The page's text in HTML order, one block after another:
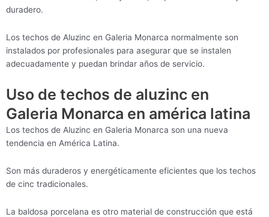
duradero.
Los techos de Aluzinc en Galeria Monarca normalmente son
instalados por profesionales para asegurar que se instalen
adecuadamente y puedan brindar años de servicio.
Uso de techos de aluzinc en
Galeria Monarca en américa latina
Los techos de Aluzinc en Galeria Monarca son una nueva
tendencia en América Latina.
Son más duraderos y energéticamente eficientes que los techos
de cinc tradicionales.
La baldosa porcelana es otro material de construcción que está